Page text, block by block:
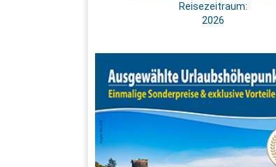
Reisezeitraum:
2026